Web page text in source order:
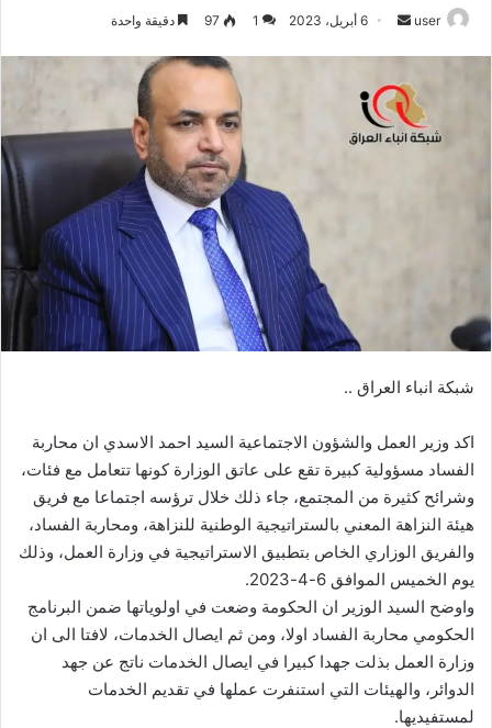
user
أرسل 6 أبريل، 2023 1
97 دقيقة واحدة
شبكة انباء العراق ..
اكد وزير العمل والشؤون الاجتماعية السيد احمد الاسدي ان محاربة
الفساد مسؤولية كبيرة تقع على عاتق الوزارة كونها تتعامل مع فئات،
وشرائح كثيرة من المجتمع، جاء ذلك خلال ترؤسه اجتماعا مع فريق
هيئة النزاهة المعني بالستراتيجية الوطنية للنزاهة، ومحاربة الفساد،
والفريق الوزاري الخاص بتطبيق الاستراتيجية في وزارة العمل، وذلك
يوم الخميس الموافق 6-4-2023.
واوضح السيد الوزير ان الحكومة وضعت في اولوياتها ضمن البرنامج
الحكومي محاربة الفساد اولا، ومن ثم ايصال الخدمات، لافتا الى ان
وزارة العمل بذلت جهدا كبيرا في ايصال الخدمات ناتج عن جهد
الدوائر، والهيئات التي استنفرت عملها في تقديم الخدمات
لمستفيديها.